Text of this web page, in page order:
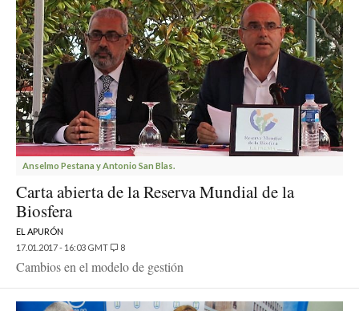
Anselmo Pestana y Antonio San Blas.
Carta abierta de la Reserva Mundial de la
Biosfera
EL APURÓN
17.01.2017 - 16:03 GMT
8
Cambios en el modelo de gestión